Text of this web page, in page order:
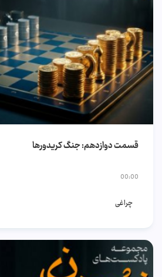
قسمت دوازدهم: جنگ کریدورها
00:00
چراغی